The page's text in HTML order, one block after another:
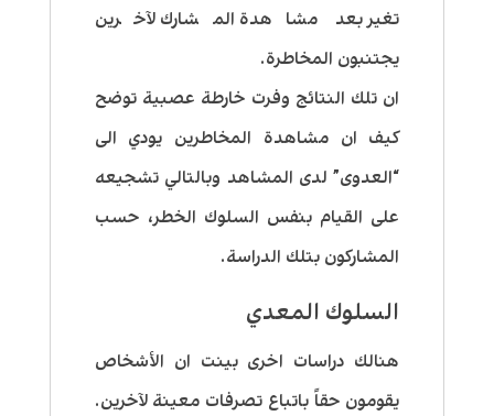
تغير بعد مشاهدة المشارك لآخرين
يجتنبون المخاطرة.
ان تلك النتائج وفرت خارطة عصبية توضح
كيف ان مشاهدة المخاطرين يودي الى
“العدوى” لدى المشاهد وبالتالي تشجيعه
على القيام بنفس السلوك الخطر، حسب
المشاركون بتلك الدراسة.
السلوك المعدي
هنالك دراسات اخرى بينت ان الأشخاص
يقومون حقاً باتباع تصرفات معينة لآخرين.